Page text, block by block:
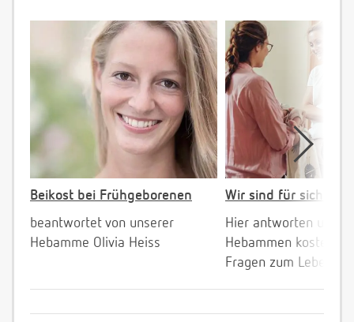
Beikost bei Frühgeborenen
beantwortet von unserer
Hebamme Olivia Heiss
Wir sind für sich da!
Hier antworten
Hebammen
Fragen zum Leben